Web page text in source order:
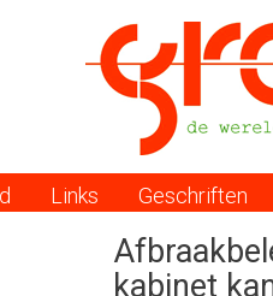
Links Geschriften
kabinet